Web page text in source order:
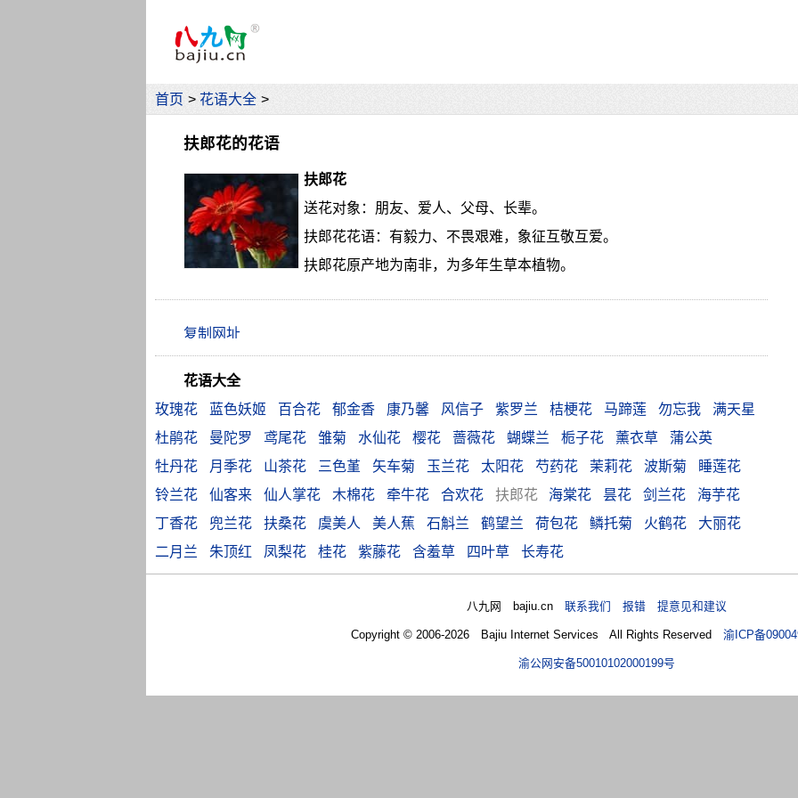
首页 > 花语大全 >
扶郎花的花语
扶郎花
送花对象：朋友、爱人、父母、长辈。
扶郎花花语：有毅力、不畏艰难，象征互敬互爱。
扶郎花原产地为南非，为多年生草本植物。
花语大全
玫瑰花
蓝色妖姬 百合花 郁金香 康乃馨 风信子 紫罗兰 桔梗花 马蹄莲 勿忘我
满天星
杜鹃花
曼陀罗 鸢尾花 雏菊 水仙花 樱花 蔷薇花 蝴蝶兰 栀子花 薰衣草
蒲公英
牡丹花
月季花 山茶花 三色堇 矢车菊 玉兰花 太阳花 芍药花 茉莉花 波斯菊
睡莲花
铃兰花
仙客来 仙人掌花 木棉花 牵牛花 合欢花 扶郎花 海棠花 昙花 剑兰花
海芋花
丁香花
兜兰花 扶桑花 虞美人 美人蕉 石斛兰 鹤望兰 荷包花 鳞托菊 火鹤花
大丽花
二月兰
朱顶红 凤梨花 桂花 紫藤花 含羞草 四叶草 长寿花
八九网 bajiu.cn联系我们 报错 提意见和建议
Copyright © 2006-2026 Bajiu Internet Services All Rights Reserved 渝ICP备
渝公网安备50010102000199号